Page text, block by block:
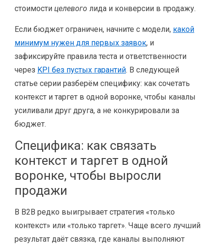
стоимости целевого лида и конверсии в продажу.
Если бюджет ограничен, начните с модели, какой
минимум нужен для первых заявок, и
зафиксируйте правила теста и ответственности
через KPI без пустых гарантий. В следующей
статье серии разберём специфику: как сочетать
контекст и таргет в одной воронке, чтобы каналы
усиливали друг друга, а не конкурировали за
бюджет.
Специфика: как связать
контекст и таргет в одной
воронке, чтобы выросли
продажи
В B2B редко выигрывает стратегия «только
контекст» или «только таргет». Чаще всего лучший
результат даёт связка, где каналы выполняют